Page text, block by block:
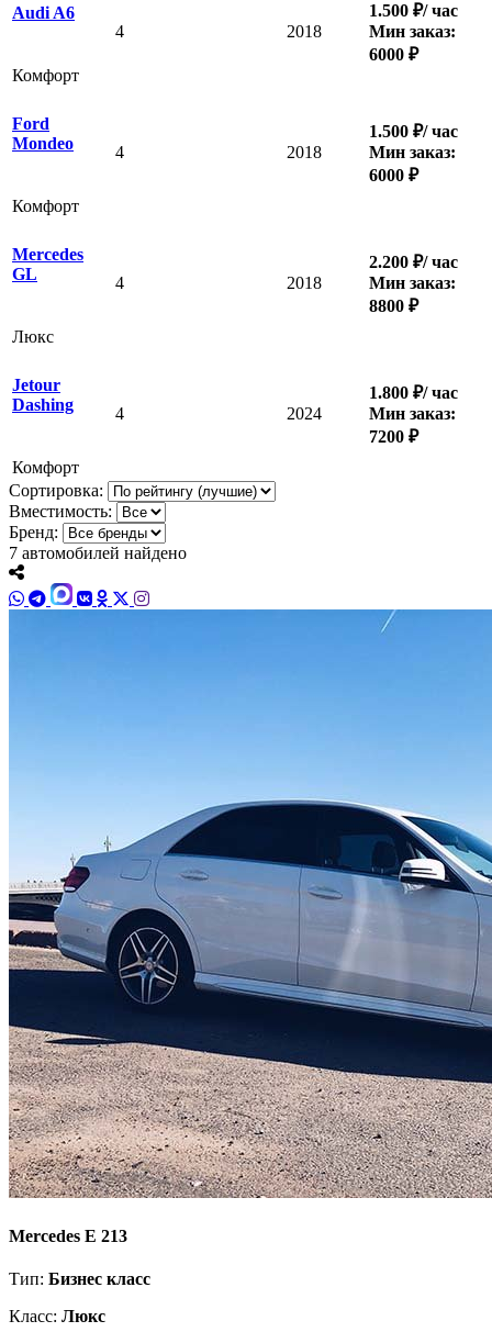
Audi A6
Комфорт
4 2018
1.500 ₽/ час
Мин заказ:
6000 ₽
Ford
Mondeo
Комфорт
4 2018
1.500 ₽/ час
Мин заказ:
6000 ₽
Mercedes
GL
Люкс
4 2018
2.200 ₽/ час
Мин заказ:
8800 ₽
Jetour
Dashing
Комфорт
4 2024
1.800 ₽/ час
Мин заказ:
7200 ₽
Сортировка:
Вместимость:
Бренд:
7 автомобилей найдено
Mercedes E 213
Тип: Бизнес класс
Класс: Люкс